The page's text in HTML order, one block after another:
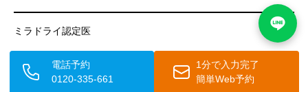
ミラドライ認定医
略歴
電話予約
0120-335-661
1分で入力完了
簡単Web予約